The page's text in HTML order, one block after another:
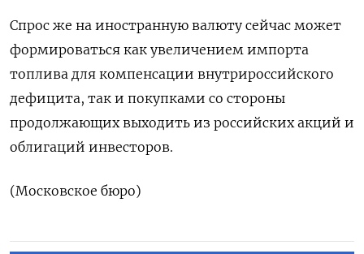
Спрос же ​на иностранную валюту сейчас может
формироваться как увеличением импорта
топлива для компенсации внутрироссийского
дефицита, так ‌и покупками со стороны
продолжающих выходить из российских акций и
облигаций инвесторов.
(Московское бюро)